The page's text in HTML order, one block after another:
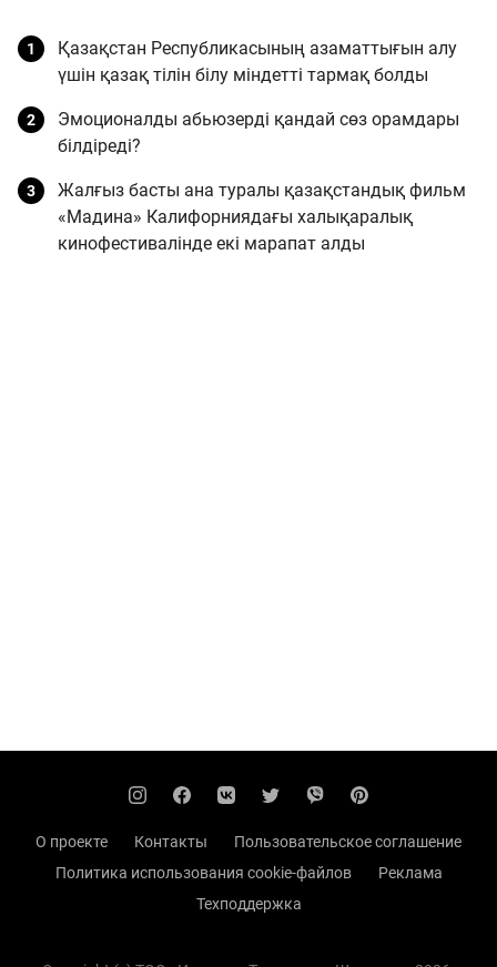
Қазақстан Республикасының азаматтығын алу
үшін қазақ тілін білу міндетті тармақ болды
Эмоционалды абьюзерді қандай сөз орамдары
білдіреді?
Жалғыз басты ана туралы қазақстандық фильм
«Мадина» Калифорниядағы халықаралық
кинофестивалінде екі марапат алды
О проекте Контакты
Пользовательское соглашение
Политика использования cookie-файлов
Реклама
Техподдержка